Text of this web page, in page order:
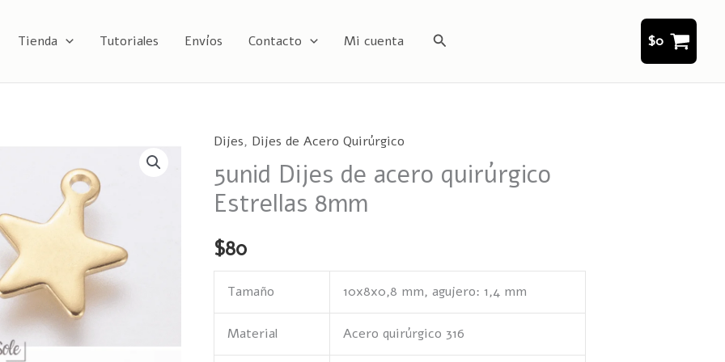
Tienda Tutoriales Envíos Contacto Mi cuenta Buscar $0
Dijes, Dijes de Acero Quirúrgico
5unid Dijes de acero quirúrgico
Estrellas 8mm
$80
Tamaño 10x8x0,8 mm, agujero: 1,4 mm
Material Acero quirúrgico 316
5unid
Dijes
de
acero
quirúrgico
Estrellas
8mm
cantidad